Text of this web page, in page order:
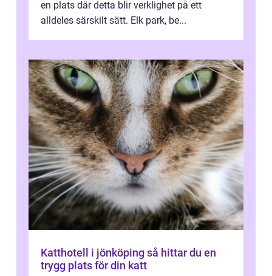
en plats där detta blir verklighet på ett
alldeles särskilt sätt. Elk park, be...
Katthotell i jönköping så hittar du en
trygg plats för din katt